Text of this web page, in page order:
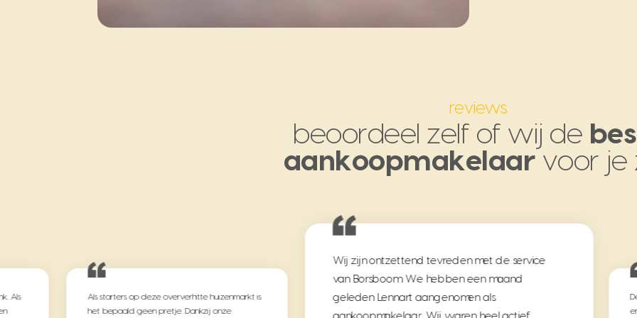
reviews
beoordeel zelf of wij de
aankoopmakelaar voor je
is
Wij zijn ontzettend tevreden met de service
van Borsboom. We hebben een maand
Deskundig, betrokken en goed advies. Mijn
ervaring met deze aankoopmakelaar was
gewoon top👍👍👍Lees meer